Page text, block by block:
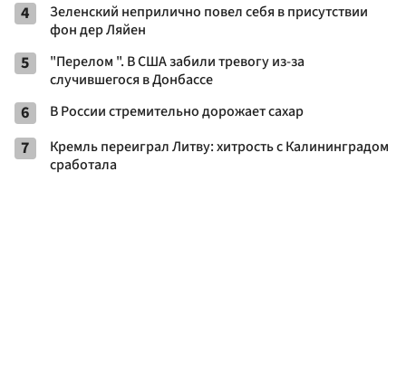
4
Зеленский неприлично повел cебя в присутствии
фон дер Ляйен
5
"Перелом ". В США забили тревогу из-за
случившегося в Донбассе
6 В России стремительно дорожает сахар
7
Кремль переиграл Литву: хитрость с Калининградом
сработала